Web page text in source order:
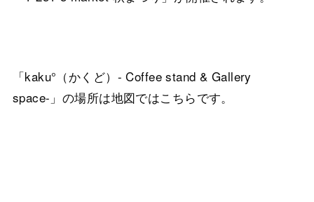
「kaku°（かくど）- Coffee stand & Gallery
space-」の場所は地図ではこちらです。